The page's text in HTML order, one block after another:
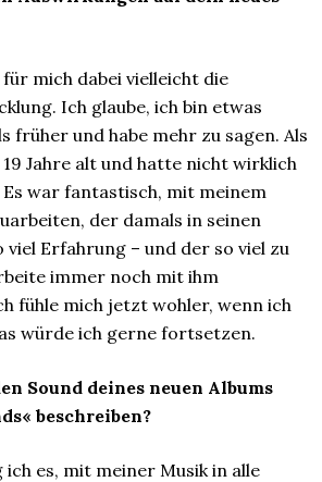
mich dabei vielleicht die
Ich glaube, ich bin etwas
früher und habe mehr zu sagen. Als
Jahre alt und hatte nicht wirklich
war fantastisch, mit meinem
der damals in seinen
Erfahrung – und der so viel zu
immer noch mit ihm
fühle mich jetzt wohler, wenn ich
würde ich gerne fortsetzen.
Sound deines neuen Albums
beschreiben?
es, mit meiner Musik in alle